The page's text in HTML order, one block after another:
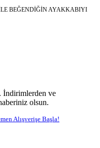
BEĞENDİĞİN AYAKKABIYI
İndirimlerden ve
olsun.
Alışverişe Başla!